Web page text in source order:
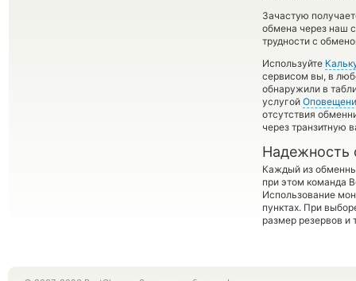
Зачастую
обмена через наш
трудности с
Используйте
сервисом вы, в
обнаружили в
услугой
отсутствия
через транзитную
Надежность
Каждый из
при этом команда
Использование
пунктах. При
размер резервов и